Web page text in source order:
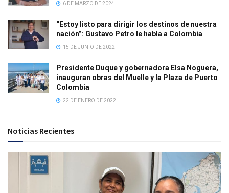
6 DE MARZO DE 2024
“Estoy listo para dirigir los destinos de nuestra
nación”: Gustavo Petro le habla a Colombia
15 DE JUNIO DE 2022
Presidente Duque y gobernadora Elsa Noguera,
inauguran obras del Muelle y la Plaza de Puerto
Colombia
22 DE ENERO DE 2022
Noticias Recientes